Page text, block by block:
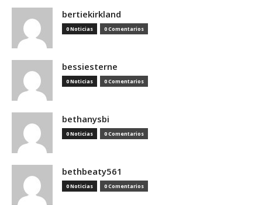
bertiekirkland
0 Noticias 0 Comentarios
bessiesterne
0 Noticias 0 Comentarios
bethanysbi
0 Noticias 0 Comentarios
bethbeaty561
0 Noticias 0 Comentarios